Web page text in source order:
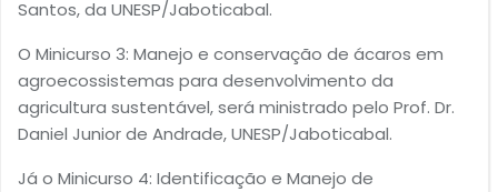
Santos, da UNESP/Jaboticabal.
O Minicurso 3: Manejo e conservação de ácaros em
agroecossistemas para desenvolvimento da
agricultura sustentável, será ministrado pelo Prof. Dr.
Daniel Junior de Andrade, UNESP/Jaboticabal.
Já o Minicurso 4: Identificação e Manejo de